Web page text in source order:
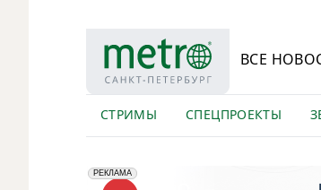
ВСЕ
СТРИМЫ СПЕЦПРОЕКТЫ
erid: 2VfnxyFybV5
РЕКЛАМА
ПАО "Банк "Санкт-Петербург", ИНН: 7831000027